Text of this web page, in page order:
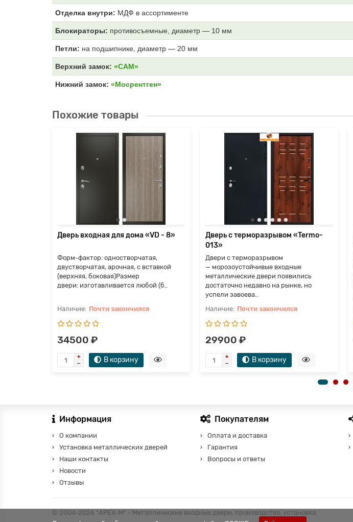
Отделка внутри: МДФ в ассортименте
Блокираторы: противосъемные, диаметр — 10 мм
Петли: на подшипнике, диаметр — 20 мм
Верхний замок: «САМ»
Нижний замок: «Мосрентген»
Похожие товары
Дверь входная для дома «VD - 8»
Форм-фактор: одностворчатая,
двустворчатая, арочная, с вставкой
(верхняя, боковая)Размер
двери: изготавливается любой (б..
Почти закончился
34500 ₽
В корзину
Дверь с терморазрывом «Termo-
013»
Двери с терморазрывом
— морозоустойчивые входные
металлические двери появились
достаточно недавно на рынке, но
успели завоева..
Почти закончился
29900 ₽
В корзину
Информация
О компании
Установка металлических дверей
Наши контакты
Новости
Отзывы
Покупателям
Оплата и доставка
Гарантия
Вопросы и ответы
© 2004-2026 "АРЕХ-М" - Металлические входные двери, производство, установка.